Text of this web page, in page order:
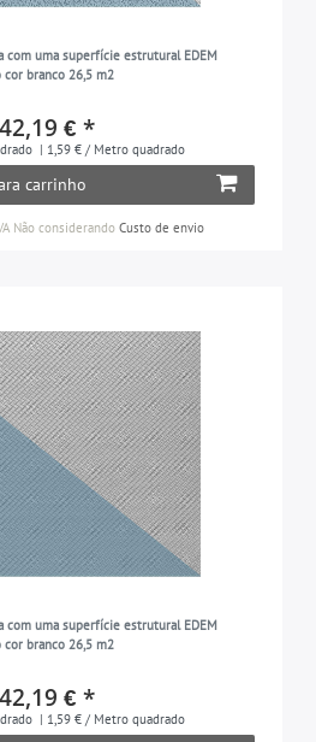
com uma superfície estrutural EDEM
branco 26,5 m2
42,19 € *
| 1,59 € / Metro quadrado
carrinho
Não considerando Custo de envio
com uma superfície estrutural EDEM
branco 26,5 m2
42,19 € *
| 1,59 € / Metro quadrado